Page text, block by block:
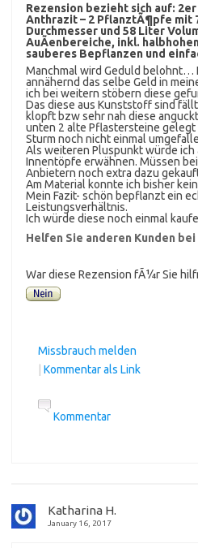
Rezension bezieht sich auf:
Anthrazit – 2 PflanztÃ¶pfe mit
Durchmesser und 58 Liter
AuÃenbereiche, inkl.
sauberes Bepflanzen und
Manchmal wird Geduld belohnt…
annähernd das selbe Geld in
ich bei weitern stöbern diese
Das diese aus Kunststoff sind
klopft bzw sehr nah diese
unten 2 alte Pflastersteine gelegt
Sturm noch nicht einmal
Als weiteren Pluspunkt würde
Innentöpfe erwähnen. Müssen
Anbietern noch extra dazu
Am Material konnte ich bisher
Mein Fazit- schön bepflanzt ein
Leistungsverhältnis.
Ich würde diese noch einmal
Helfen Sie anderen Kunden
War diese Rezension fÃ¼r Sie
Missbrauch melden
Kommentar als Link
Kommentar
Katharina H.
January 16, 2017